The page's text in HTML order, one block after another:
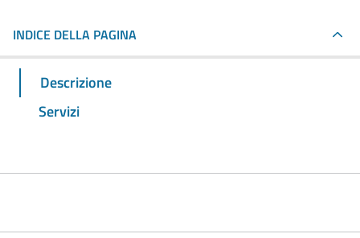
INDICE DELLA PAGINA
Descrizione
Servizi